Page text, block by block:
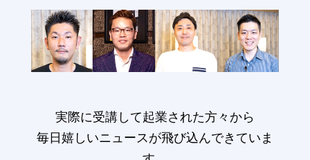
実際に受講して起業された方々から
毎日嬉しいニュースが飛び込んできていま